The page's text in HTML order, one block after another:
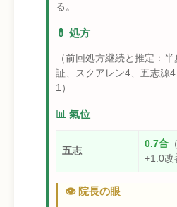
る。
💊 処方
（前回処方継続と推定：
証、スクアレン4、五志源
1）
📊 氣位
五志
0.7合
+1.0改
👁️ 院長の眼